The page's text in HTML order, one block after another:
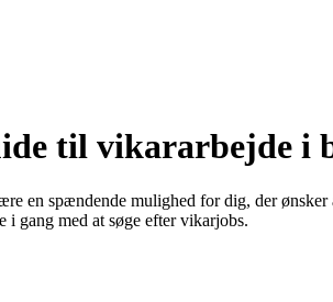
til vikararbejde i
en spændende mulighed for dig, der
gang med at søge efter vikarjobs.